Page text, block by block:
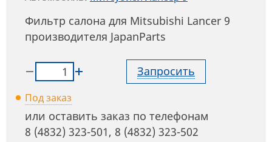
Фильтр салона для Mitsubishi Lancer 9
производителя JapanParts
Запросить
Под заказ
или оставить заказ по телефонам
8 (4832) 323-501, 8 (4832) 323-502